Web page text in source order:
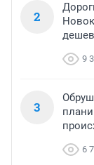
2
9
3
6